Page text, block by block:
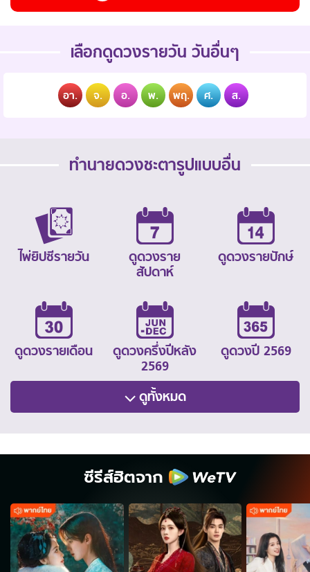
เลือกดูดวงรายวัน วันอื่นๆ
อา. จ. อ. พ. พฤ. ศ. ส.
ทำนายดวงชะตารูปแบบอื่น
ไพ่ยิปซีรายวัน
ดูดวงราย
สัปดาห์
ดูดวงรายปักษ์
ดูดวงรายเดือน
ดูดวงครึ่งปีหลัง
2569
ดูดวงปี 2569
ดูทั้งหมด
ซีรีส์ฮิตจาก